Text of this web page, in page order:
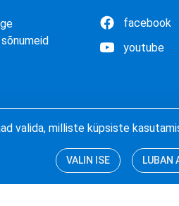
valida, milliste küpsiste
VALIN ISE LUBAN
facebook
youtube